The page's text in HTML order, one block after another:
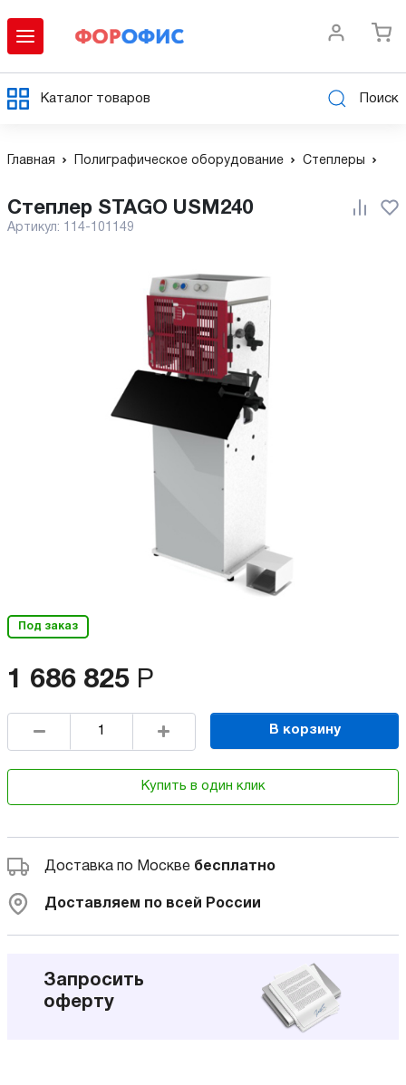
Каталог товаров Поиск
Главная Полиграфическое оборудование Степлеры
Степлер STAGO USM240
Артикул: 114-101149
Под заказ
1 686 825 Р
В корзину
Купить в один клик
Доставка по Москве бесплатно
Доставляем по всей России
Запросить
оферту